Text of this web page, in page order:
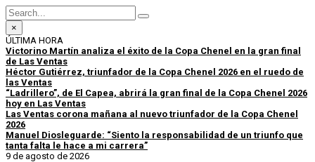
×
ÚLTIMA HORA
Victorino Martín analiza el éxito de la Copa Chenel en la gran final
de Las Ventas
Héctor Gutiérrez, triunfador de la Copa Chenel 2026 en el ruedo de
las Ventas
“Ladrillero”, de El Capea, abrirá la gran final de la Copa Chenel 2026
hoy en Las Ventas
Las Ventas corona mañana al nuevo triunfador de la Copa Chenel
2026
Manuel Diosleguarde: “Siento la responsabilidad de un triunfo que
tanta falta le hace a mi carrera”
9 de agosto de 2026